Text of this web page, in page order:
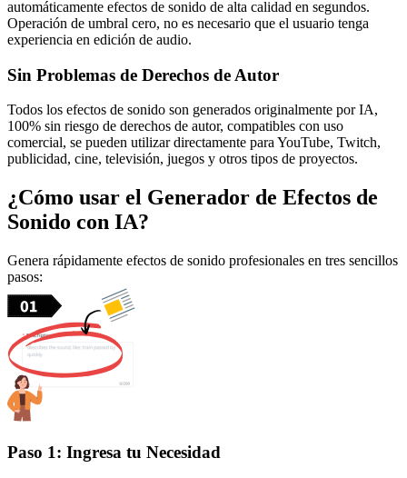
automáticamente efectos de sonido de alta calidad en segundos.
Operación de umbral cero, no es necesario que el usuario tenga
experiencia en edición de audio.
Sin Problemas de Derechos de Autor
Todos los efectos de sonido son generados originalmente por IA,
100% sin riesgo de derechos de autor, compatibles con uso
comercial, se pueden utilizar directamente para YouTube, Twitch,
publicidad, cine, televisión, juegos y otros tipos de proyectos.
¿Cómo usar el Generador de Efectos de
Sonido con IA?
Genera rápidamente efectos de sonido profesionales en tres sencillos
pasos:
Paso 1: Ingresa tu Necesidad